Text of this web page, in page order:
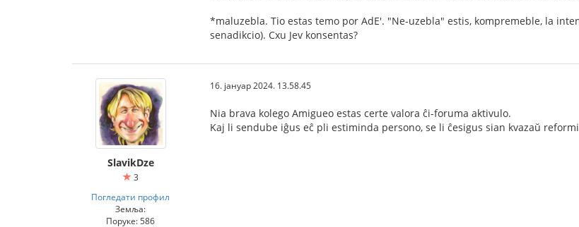
*maluzebla. Tio estas temo por AdE'. "Ne-uzebla" estis, kompremeble, la
senadikcio). Cxu Jev konsentas?
SlavikDze
3
Погледати профил
Земља:
Поруке: 586
16. јануар 2024. 13.58.45
Nia brava kolego Amigueo estas certe valora ĉi-foruma aktivulo.
Kaj li sendube iĝus eĉ pli estiminda persono, se li ĉesigus sian kvazaŭ